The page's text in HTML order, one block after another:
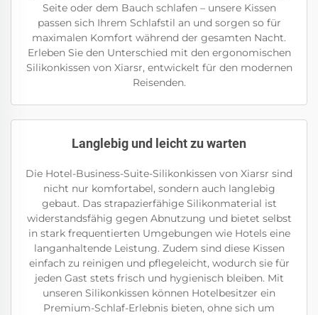
Seite oder dem Bauch schlafen – unsere Kissen
passen sich Ihrem Schlafstil an und sorgen so für
maximalen Komfort während der gesamten Nacht.
Erleben Sie den Unterschied mit den ergonomischen
Silikonkissen von Xiarsr, entwickelt für den modernen
Reisenden.
Langlebig und leicht zu warten
Die Hotel-Business-Suite-Silikonkissen von Xiarsr sind
nicht nur komfortabel, sondern auch langlebig
gebaut. Das strapazierfähige Silikonmaterial ist
widerstandsfähig gegen Abnutzung und bietet selbst
in stark frequentierten Umgebungen wie Hotels eine
langanhaltende Leistung. Zudem sind diese Kissen
einfach zu reinigen und pflegeleicht, wodurch sie für
jeden Gast stets frisch und hygienisch bleiben. Mit
unseren Silikonkissen können Hotelbesitzer ein
Premium-Schlaf-Erlebnis bieten, ohne sich um